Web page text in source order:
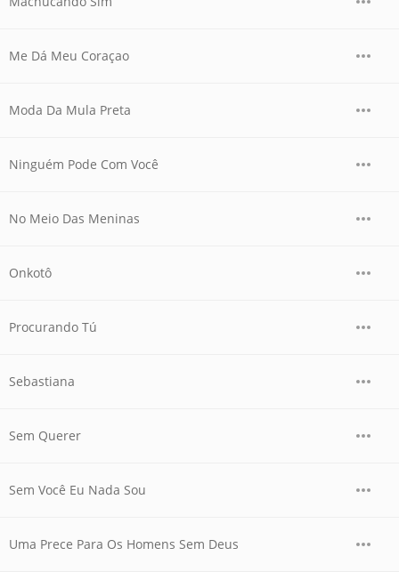
Me Dá Meu Coraçao
Moda Da Mula Preta
Ninguém Pode Com Você
No Meio Das Meninas
Onkotô
Procurando Tú
Sebastiana
Sem Querer
Sem Você Eu Nada Sou
Uma Prece Para Os Homens Sem Deus